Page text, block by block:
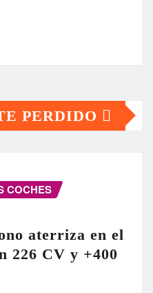
PERDIDO
COCHES
aterriza en el
226 CV y +400